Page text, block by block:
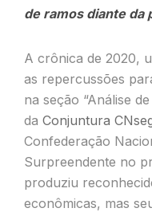
de ramos diante da
A crônica de 2020,
as repercussões
na seção “Análise
da Conjuntura
Confederação
Surpreendente no
produziu
econômicas, mas